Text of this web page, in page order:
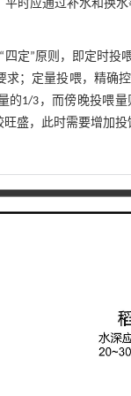
平时应通过补水和换
定”原则，即定时
；定量投喂，精确
的1/3，而傍晚投喂
盛，此时需要增加